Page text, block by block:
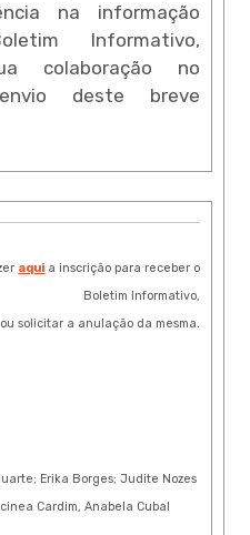
na informação
Informativo,
colaboração no
deste breve
aqui a inscrição para receber o
Boletim Informativo,
ou solicitar a anulação da mesma.
Erika Borges; Judite Nozes
Cardim, Anabela Cubal